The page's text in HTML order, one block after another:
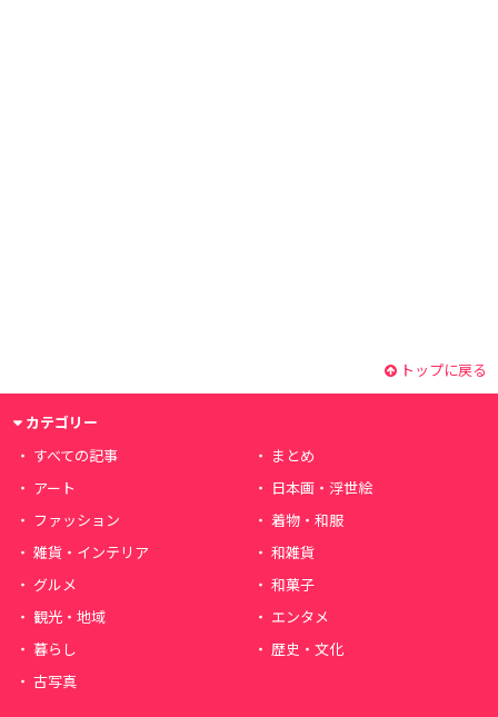
トップに戻る
カテゴリー
すべての記事
まとめ
アート
日本画・浮世絵
ファッション
着物・和服
雑貨・インテリア
和雑貨
グルメ
和菓子
観光・地域
エンタメ
暮らし
歴史・文化
古写真